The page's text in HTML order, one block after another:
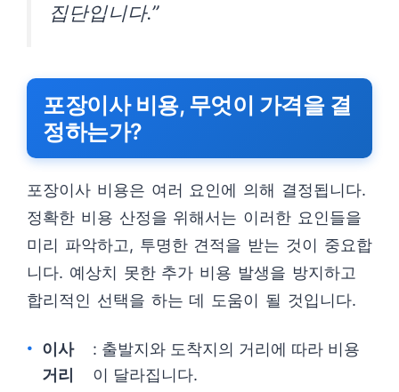
집단입니다.”
포장이사 비용, 무엇이 가격을 결
정하는가?
포장이사 비용은 여러 요인에 의해 결정됩니다.
정확한 비용 산정을 위해서는 이러한 요인들을
미리 파악하고, 투명한 견적을 받는 것이 중요합
니다. 예상치 못한 추가 비용 발생을 방지하고
합리적인 선택을 하는 데 도움이 될 것입니다.
이사
거리
: 출발지와 도착지의 거리에 따라 비용
이 달라집니다.